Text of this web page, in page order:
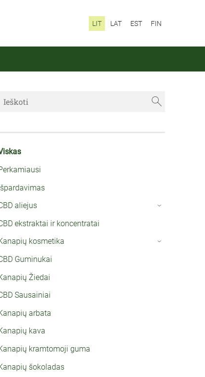
LIT LAT EST FIN
aliejus
›
ekstraktai ir koncentratai
kosmetika
›
Guminukai
Žiedai
Sausainiai
arbata
kava
kramtomoji guma
šokoladas